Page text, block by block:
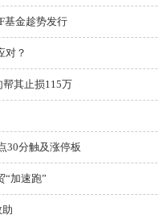
基金趁势发行
对？
其止损115万
30分触及涨停板
“加速跑”